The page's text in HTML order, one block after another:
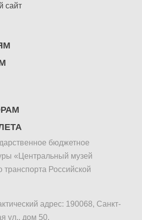
сайт
бюджетное
«Центральный музей
Российской
адрес: 190068, Санкт-
ул., дом 50.